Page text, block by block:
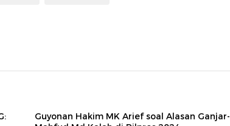
Guyonan Hakim MK Arief soal Alasan Ganjar-